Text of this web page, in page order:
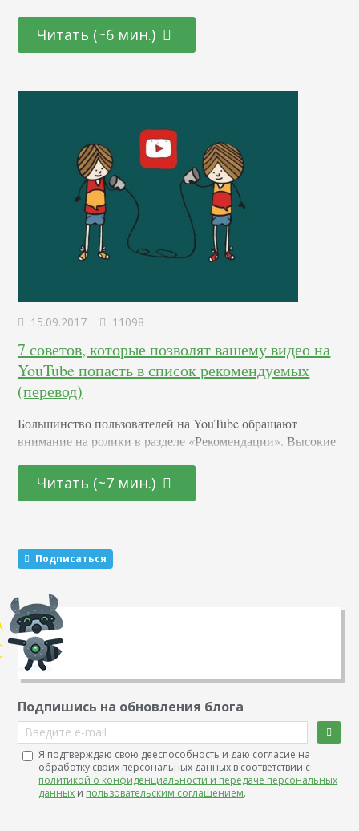
отправить в письме – отличное подспорье в увеличении
узнаваемости вашего бренда, его раскрутке и развитии.
На…
Читать (~6 мин.)
15.09.2017 11098
7 советов, которые позволят вашему видео на
YouTube попасть в список рекомендуемых
(перевод)
Большинство пользователей на YouTube обращают
внимание на ролики в разделе «Рекомендации». Высокие
аудиторию и удержать пользователей. Если вы будете
доминировать в списке рекомендаций, зрители не будут
список из 7 методов, которые помогут вашему ресурсу
оказаться в разделе…
Читать (~7 мин.)
Подписаться
Подпишись на обновления блога
Введите e-mail
Я подтверждаю свою дееспособность и даю согласие на
обработку своих персональных данных в соответствии с
политикой о конфиденциальности и передаче персональных
данных и пользовательским соглашением.